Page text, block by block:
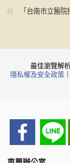
「台南市立醫
最佳瀏覽解
隱私權及安全政策